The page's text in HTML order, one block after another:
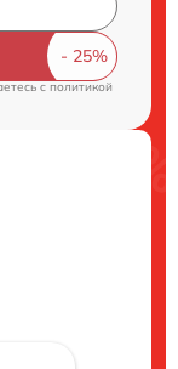
cполитикой